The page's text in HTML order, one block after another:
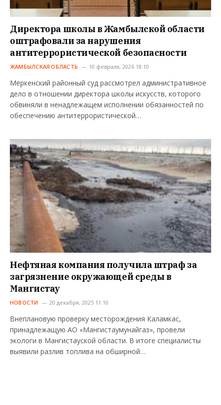
Директора школы в Жамбылской области
оштрафовали за нарушения
антитеррористической безопасности
ЖАМБЫЛСКАЯ ОБЛАСТЬ 10 февраля, 2026 18:10
Меркенский районный суд рассмотрел административное
дело в отношении директора школы искусств, которого
обвиняли в ненадлежащем исполнении обязанностей по
обеспечению антитеррористической…
Нефтяная компания получила штраф за
загрязнение окружающей среды в
Мангистау
НОВОСТИ 20 декабря, 2025 11:10
Внеплановую проверку месторождения Каламкас,
принадлежащую АО «Мангистаумунайгаз», провели
экологи в Мангистауской области. В итоге специалисты
выявили разлив топлива на обширной…